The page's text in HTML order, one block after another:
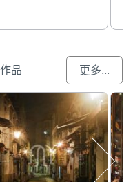
品 更多...